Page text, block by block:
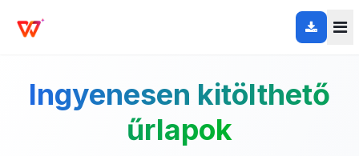
Ingyenesen kitölthető
űrlapok